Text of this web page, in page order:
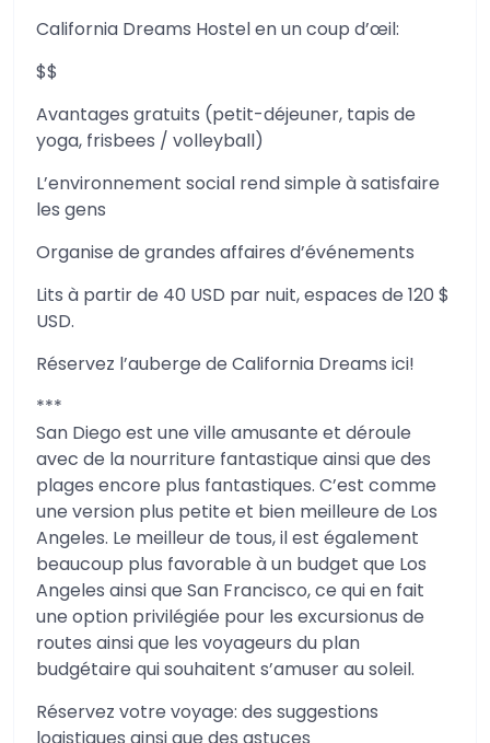
California Dreams Hostel en un coup d’œil:
$$
Avantages gratuits (petit-déjeuner, tapis de
yoga, frisbees / volleyball)
L’environnement social rend simple à satisfaire
les gens
Organise de grandes affaires d’événements
Lits à partir de 40 USD par nuit, espaces de 120 $
USD.
Réservez l’auberge de California Dreams ici!
***
San Diego est une ville amusante et déroule
avec de la nourriture fantastique ainsi que des
plages encore plus fantastiques. C’est comme
une version plus petite et bien meilleure de Los
Angeles. Le meilleur de tous, il est également
beaucoup plus favorable à un budget que Los
Angeles ainsi que San Francisco, ce qui en fait
une option privilégiée pour les excursionus de
routes ainsi que les voyageurs du plan
budgétaire qui souhaitent s’amuser au soleil.
Réservez votre voyage: des suggestions